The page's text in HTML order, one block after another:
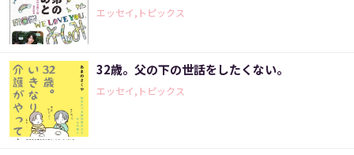
エッセイ,トピックス
32歳。父の下の世話をしたくない。
エッセイ,トピックス